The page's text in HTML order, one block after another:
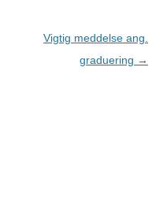
Vigtig meddelse ang.
graduering →